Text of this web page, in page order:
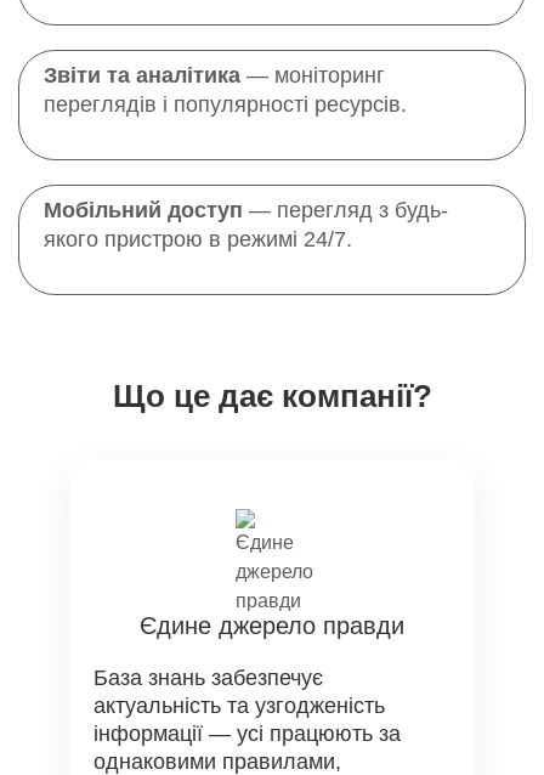
Звіти та аналітика — моніторинг
переглядів і популярності ресурсів.
Мобільний доступ — перегляд з будь-
якого пристрою в режимі 24/7.
Що це дає компанії?
Єдине джерело правди
База знань забезпечує
актуальність та узгодженість
інформації — усі працюють за
однаковими правилами,